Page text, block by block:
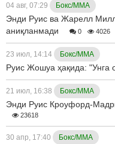
04 авг, 07:29 Бокс/ММА
Энди Руис ва Жарелл
аниқланмади
0 4026
23 июл, 14:14 Бокс/ММА
Руис Жошуа ҳақида: "Унга
21 июл, 16:38 Бокс/ММА
Энди Руис Кроуфорд-
23618
30 апр, 17:40 Бокс/ММА